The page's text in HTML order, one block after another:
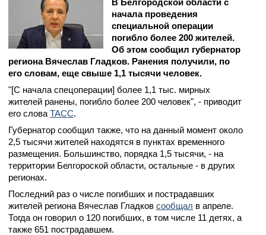
В Белгородской области с
начала проведения
специальной операции
погибло более 200 жителей.
Об этом сообщил губернатор
региона Вячеслав Гладков. Ранения получили, по
его словам, еще свыше 1,1 тысячи человек.
"[С начала спецоперации] более 1,1 тыс. мирных
жителей ранены, погибло более 200 человек", - приводит
его слова ТАСС.
Губернатор сообщил также, что на данный момент около
2,5 тысячи жителей находятся в пунктах временного
размещения. Большинство, порядка 1,5 тысячи, - на
территории Белгороской области, остальные - в других
регионах.
Последний раз о числе погибших и пострадавших
жителей региона Вячеслав Гладков сообщал в апреле.
Тогда он говорил о 120 погибших, в том числе 11 детях, а
также 651 пострадавшем.